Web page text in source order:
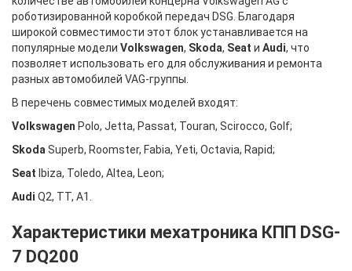
роботизированной коробкой передач DSG. Благодаря
широкой совместимости этот блок устанавливается на
популярные модели Volkswagen, Skoda, Seat и Audi, что
позволяет использовать его для обслуживания и ремонта
разных автомобилей VAG-группы.
В перечень совместимых моделей входят:
Volkswagen Polo, Jetta, Passat, Touran, Scirocco, Golf;
Skoda Superb, Roomster, Fabia, Yeti, Octavia, Rapid;
Seat Ibiza, Toledo, Altea, Leon;
Audi Q2, TT, A1.
Характеристики мехатроника КПП DSG-
7 DQ200